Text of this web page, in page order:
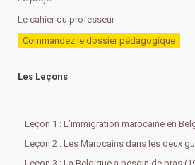
Le cahier du professeur
Commandez le dossier pédagogique
Les Leçons
Leçon 1 : L’immigration marocaine en
Leçon 2 : Les Marocains dans les deux